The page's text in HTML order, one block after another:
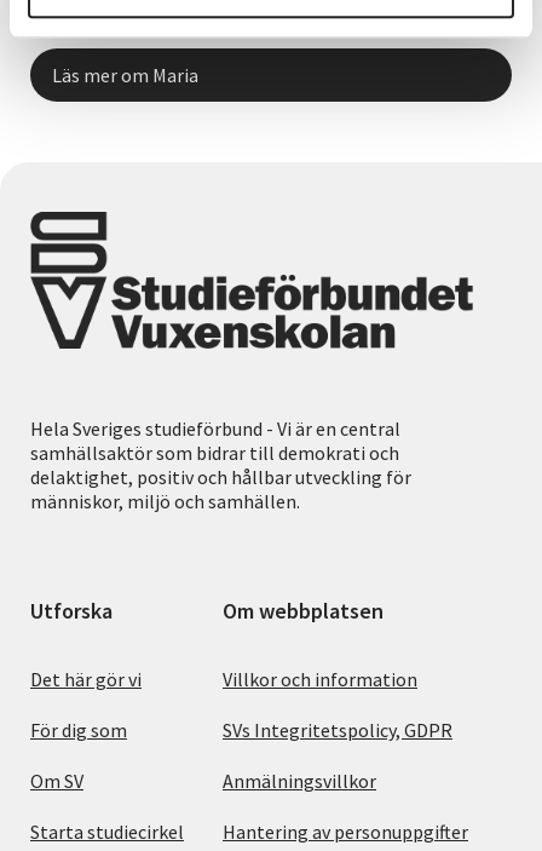
Maria Östby
Läs mer om Maria
Hela Sveriges studieförbund - Vi är en central
samhällsaktör som bidrar till demokrati och
delaktighet, positiv och hållbar utveckling för
människor, miljö och samhällen.
Utforska
Det här gör vi
För dig som
Om SV
Starta studiecirkel
Om webbplatsen
Villkor och information
SVs Integritetspolicy, GDPR
Anmälningsvillkor
Hantering av personuppgifter